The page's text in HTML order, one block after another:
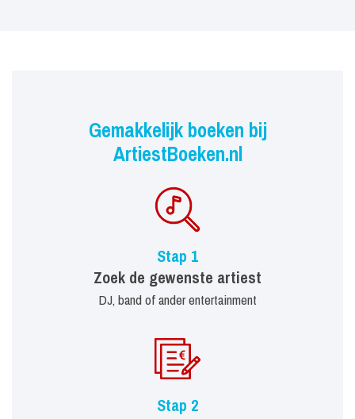
Gemakkelijk boeken bij
ArtiestBoeken.nl
Stap 1
Zoek de gewenste artiest
DJ, band of ander entertainment
Stap 2